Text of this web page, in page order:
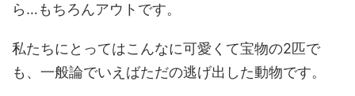
ら…もちろんアウトです。
私たちにとってはこんなに可愛くて宝物の2匹で
も、一般論でいえばただの逃げ出した動物です。